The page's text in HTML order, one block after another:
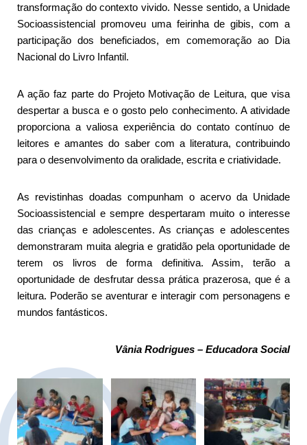
transformação do contexto vivido. Nesse sentido, a Unidade
Socioassistencial promoveu uma feirinha de gibis, com a
participação dos beneficiados, em comemoração ao Dia
Nacional do Livro Infantil.
A ação faz parte do Projeto Motivação de Leitura, que visa
despertar a busca e o gosto pelo conhecimento. A atividade
proporciona a valiosa experiência do contato contínuo de
leitores e amantes do saber com a literatura, contribuindo
para o desenvolvimento da oralidade, escrita e criatividade.
As revistinhas doadas compunham o acervo da Unidade
Socioassistencial e sempre despertaram muito o interesse
das crianças e adolescentes. As crianças e adolescentes
demonstraram muita alegria e gratidão pela oportunidade de
terem os livros de forma definitiva. Assim, terão a
oportunidade de desfrutar dessa prática prazerosa, que é a
leitura. Poderão se aventurar e interagir com personagens e
mundos fantásticos.
Vânia Rodrigues – Educadora Social